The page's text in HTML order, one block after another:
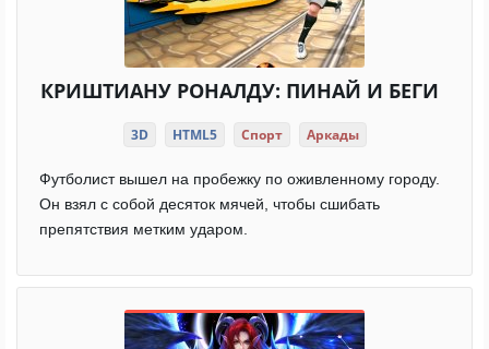
КРИШТИАНУ РОНАЛДУ: ПИНАЙ И БЕГИ
3D HTML5 Спорт Аркады
Футболист вышел на пробежку по оживленному городу.
Он взял с собой десяток мячей, чтобы сшибать
препятствия метким ударом.